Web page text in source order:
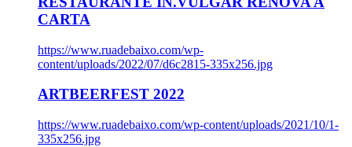
CARTA
https://www.ruadebaixo.com/wp-
content/uploads/2022/07/d6c2815-335x256.jpg
ARTBEERFEST 2022
https://www.ruadebaixo.com/wp-content/uploads/2021/10/1-
335x256.jpg